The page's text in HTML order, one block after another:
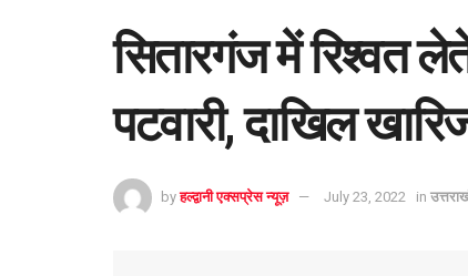
सितारगंज में रिश्वत लेते
पटवारी, दाखिल
by हल्द्वानी एक्सप्रेस न्यूज़ July 23, 2022 in